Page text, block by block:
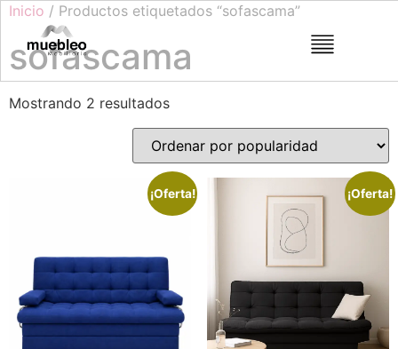
Inicio / Productos etiquetados “sofascama”
sofascama
Mostrando 2 resultados
¡Oferta! ¡Oferta!